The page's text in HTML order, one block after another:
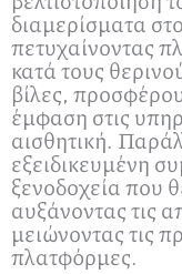
διαμερίσματα
πετυχαίνοντας
κατά τους
βίλες,
έμφαση στις
αισθητική.
εξειδικευμένη
ξενοδοχεία που
αυξάνοντας τις
μειώνοντας τις
πλατφόρμες.